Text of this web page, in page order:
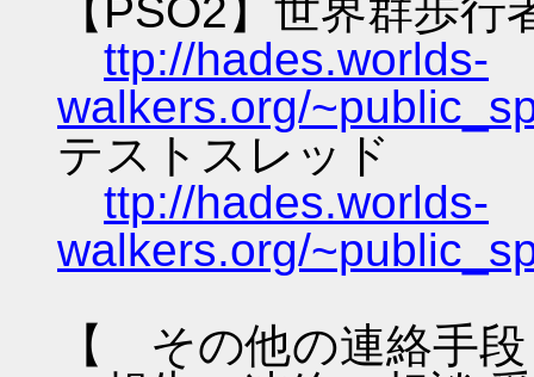
【PSO2】世界群歩
ttp://hades.worlds-
walkers.org/
テストスレッド
ttp://hades.worlds-
walkers.org/
【 その他の連絡手